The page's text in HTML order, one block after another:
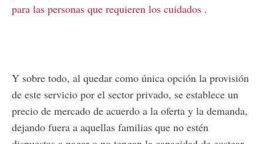
para las personas que requieren los cuidados .
Y sobre todo, al quedar como única opción la provisión
de este servicio por el sector privado, se establece un
precio de mercado de acuerdo a la oferta y la demanda,
dejando fuera a aquellas familias que no estén